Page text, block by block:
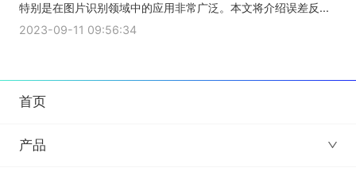
特别是在图片识别领域中的应用非常广泛。本文将介绍误差反...
2023-09-11 09:56:34
首页
产品